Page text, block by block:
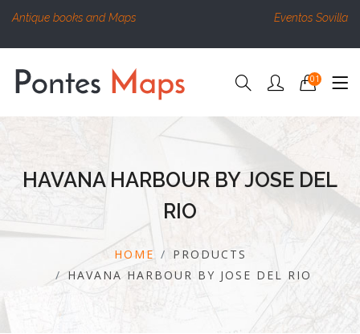
Antique books and Maps Eventos Sovilla
01
HAVANA HARBOUR BY JOSE DEL
RIO
HOME
PRODUCTS
HAVANA HARBOUR BY JOSE DEL RIO